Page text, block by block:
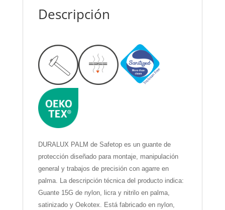
Descripción
DURALUX PALM de Safetop es un guante de
protección diseñado para montaje, manipulación
general y trabajos de precisión con agarre en
palma. La descripción técnica del producto indica:
Guante 15G de nylon, licra y nitrilo en palma,
satinizado y Oekotex. Está fabricado en nylon,